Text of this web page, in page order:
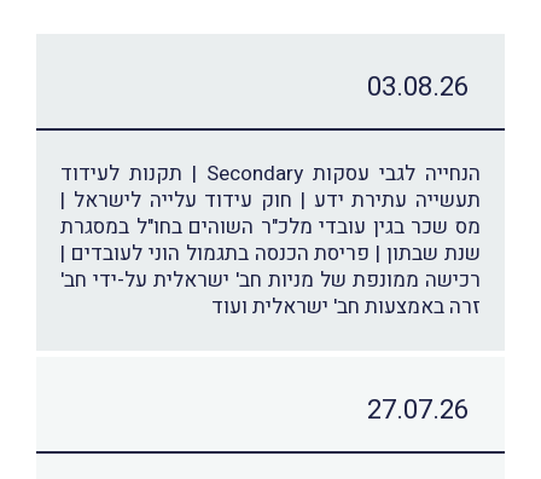
03.08.26
הנחייה לגבי עסקות Secondary | תקנות לעידוד
תעשייה עתירת ידע | חוק עידוד עלייה לישראל |
מס שכר בגין עובדי מלכ"ר השוהים בחו"ל במסגרת
שנת שבתון | פריסת הכנסה בתגמול הוני לעובדים |
רכישה ממונפת של מניות חב' ישראלית על-ידי חב'
זרה באמצעות חב' ישראלית ועוד
27.07.26